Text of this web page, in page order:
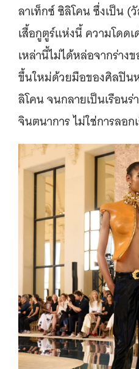
ลาเท็กซ์ ซิลิโคน ซึ่งเป็น (
เสื้อกูตูร์แห่งนี้ ความโดด
เหล่านี้ไม่ได้หล่อจากร่า
ขึ้นใหม่ด้วยมือของศิลปิ
ลิโคน จนกลายเป็นเรือน
จินตนาการ ไม่ใช่การลอก